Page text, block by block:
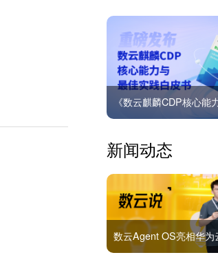
《数云麒麟CDP核心能
新闻动态